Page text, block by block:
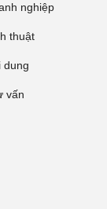
nghiệp
thuật
dung
vấn